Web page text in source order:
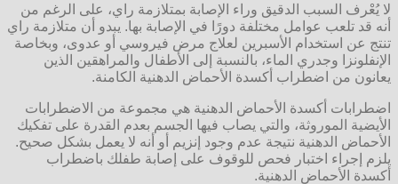
لا يُعْرف السبب الدقيق وراء الإصابة بمتلازمة راي، على الرغم من
أنه قد تلعب عوامل مختلفة دورًا في الإصابة بها. يبدو أن متلازمة راي
تنتج عن استخدام الأسبرين لعلاج مرض فيروسي أو عدوى، وبخاصة
الإنفلونزا وجدري الماء، بالنسبة إلى الأطفال والمراهقين الذين
يعانون من اضطراب أكسدة الأحماض الدهنية الكامنة.
اضطرابات أكسدة الأحماض الدهنية هي مجموعة من الاضطرابات
الأيضية الموروثة، والتي يصاب فيها الجسم بعدم القدرة على تفكيك
الأحماض الدهنية نتيجة عدم وجود إنزيم أو أنه لا يعمل بشكل صحيح.
يلزم إجراء اختبار فحص للوقوف على إصابة طفلك باضطراب
أكسدة الأحماض الدهنية.